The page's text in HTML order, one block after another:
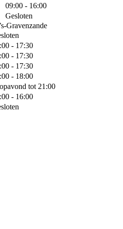
09:00 - 16:00
Gesloten
Gravenzande
- 17:30
- 17:30
- 17:30
- 18:00
tot 21:00
- 16:00